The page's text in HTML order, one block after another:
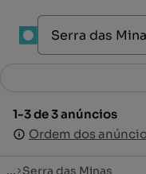
1-3 de 3 anúncios
Ordem dos
1-3 de 3 anúncios
Ordem dos
... Serra das Minas